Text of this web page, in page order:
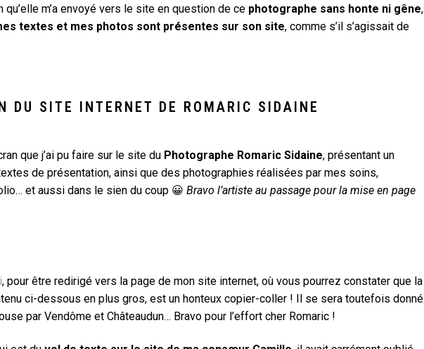
m’a envoyé vers le site en question de ce photographe sans honte ni gêne,
textes et mes photos sont présentes sur son site, comme s’il s’agissait de
DU SITE INTERNET DE ROMARIC SIDAINE
que j’ai pu faire sur le site du Photographe Romaric Sidaine, présentant un
de présentation, ainsi que des photographies réalisées par mes soins,
et aussi dans le sien du coup 😀 Bravo l’artiste au passage pour la mise en page
, pour être redirigé vers la page de mon site internet, où vous pourrez constater que la
ci-dessous en plus gros, est un honteux copier-coller ! Il se sera toutefois donné
par Vendôme et Châteaudun… Bravo pour l’effort cher Romaric !